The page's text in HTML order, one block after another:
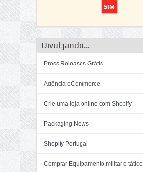
Divulgando...
Press Releases Grátis
Agência eCommerce
Crie uma loja online com Shopify
Packaging News
Shopify Portugal
Comprar Equipamento militar e tático